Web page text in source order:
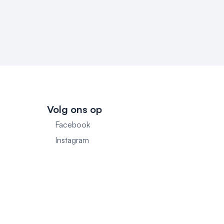
Volg ons op
Facebook
Instagram